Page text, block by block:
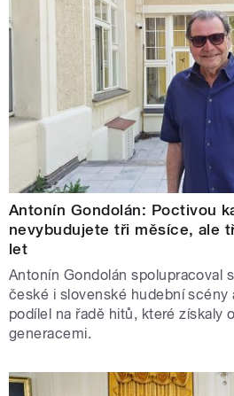
Antonín Gondolán: Poctivou
nevybudujete tři měsíce, ale
let
Antonín Gondolán spolupracoval
české i slovenské hudební scény
podílel na řadě hitů, které získaly
generacemi.